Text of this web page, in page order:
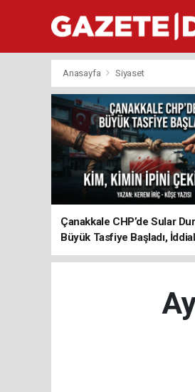
Anasayfa Siyaset
Çanakkale CHP’de Sular
Büyük Tasfiye Başladı,
Uçuşuyor